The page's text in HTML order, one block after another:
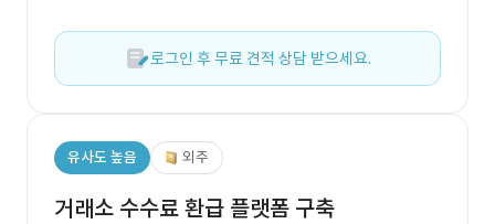
로그인 후 무료 견적 상담 받으세요.
유사도 높음 외주
거래소 수수료 환급 플랫폼 구축